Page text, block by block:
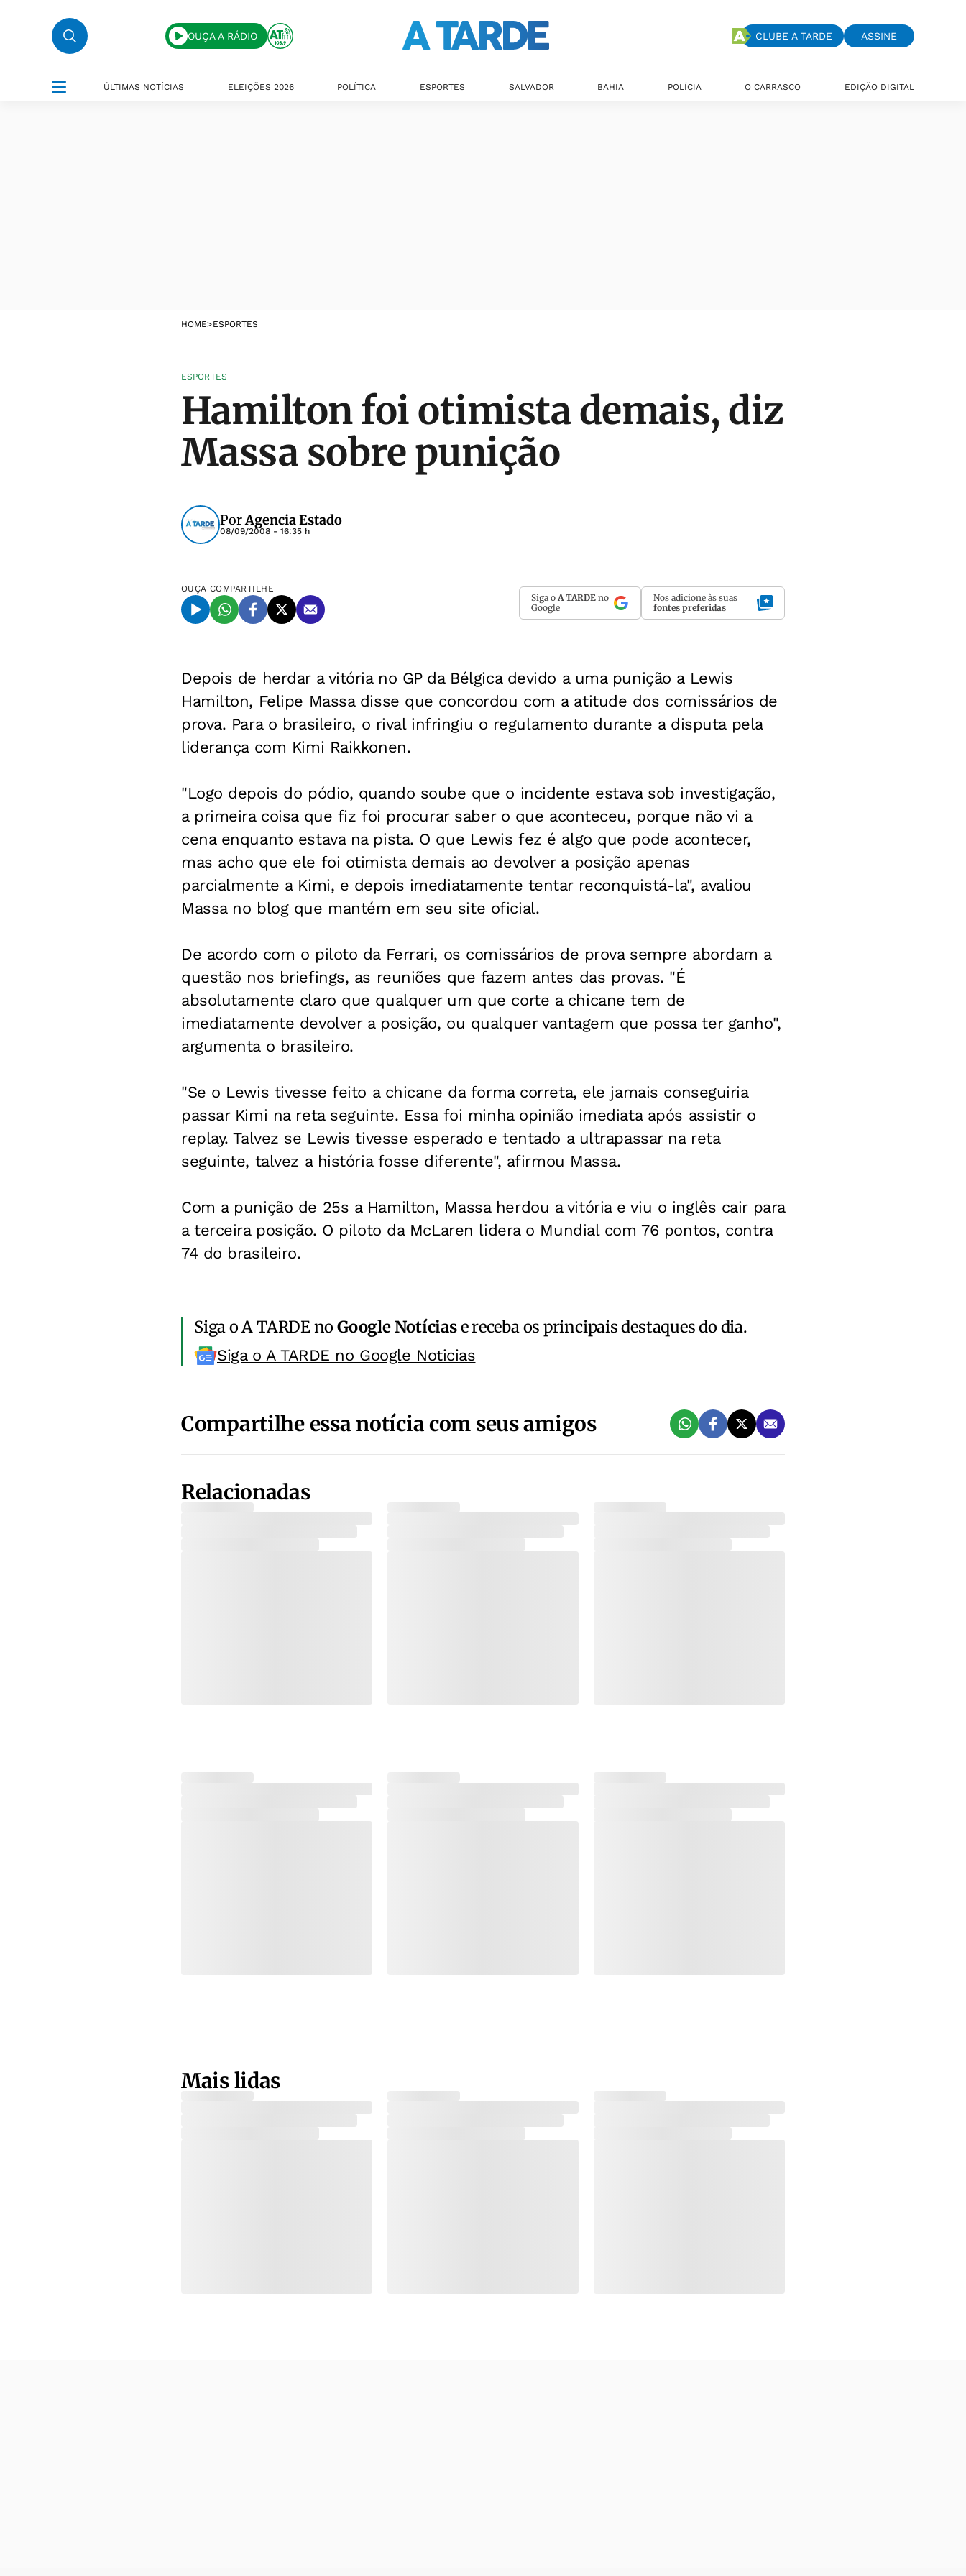
OUÇA A RÁDIO CLUBE A TARDE ASSINE
ÚLTIMAS NOTÍCIAS ELEIÇÕES 2026 POLÍTICA ESPORTES SALVADOR BAHIA POLÍCIA O CARRASCO EDIÇÃO DIGITAL
HOME>ESPORTES
ESPORTES
Hamilton foi otimista demais, diz
Massa sobre punição
PorAgencia Estado
08/09/2008 - 16:35 h
OUÇA COMPARTILHE
Siga o A TARDE no
Google
Nos adicione às suas
fontes preferidas
Depois de herdar a vitória no GP da Bélgica devido a uma punição a Lewis
Hamilton, Felipe Massa disse que concordou com a atitude dos comissários de
prova. Para o brasileiro, o rival infringiu o regulamento durante a disputa pela
liderança com Kimi Raikkonen.
"Logo depois do pódio, quando soube que o incidente estava sob investigação,
a primeira coisa que fiz foi procurar saber o que aconteceu, porque não vi a
cena enquanto estava na pista. O que Lewis fez é algo que pode acontecer,
mas acho que ele foi otimista demais ao devolver a posição apenas
parcialmente a Kimi, e depois imediatamente tentar reconquistá-la", avaliou
Massa no blog que mantém em seu site oficial.
De acordo com o piloto da Ferrari, os comissários de prova sempre abordam a
questão nos briefings, as reuniões que fazem antes das provas. "É
absolutamente claro que qualquer um que corte a chicane tem de
imediatamente devolver a posição, ou qualquer vantagem que possa ter ganho",
argumenta o brasileiro.
"Se o Lewis tivesse feito a chicane da forma correta, ele jamais conseguiria
passar Kimi na reta seguinte. Essa foi minha opinião imediata após assistir o
replay. Talvez se Lewis tivesse esperado e tentado a ultrapassar na reta
seguinte, talvez a história fosse diferente", afirmou Massa.
Com a punição de 25s a Hamilton, Massa herdou a vitória e viu o inglês cair para
a terceira posição. O piloto da McLaren lidera o Mundial com 76 pontos, contra
74 do brasileiro.
Siga o A TARDE noGoogle Notíciase receba os principais destaques do dia.
Siga o A TARDE no Google Noticias
Compartilhe essa notícia com seus amigos
Relacionadas
Mais lidas